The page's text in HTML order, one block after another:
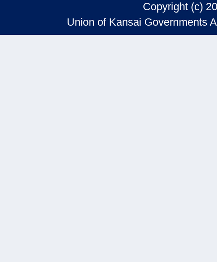
Copyright (c)
Union of Kansai Governments